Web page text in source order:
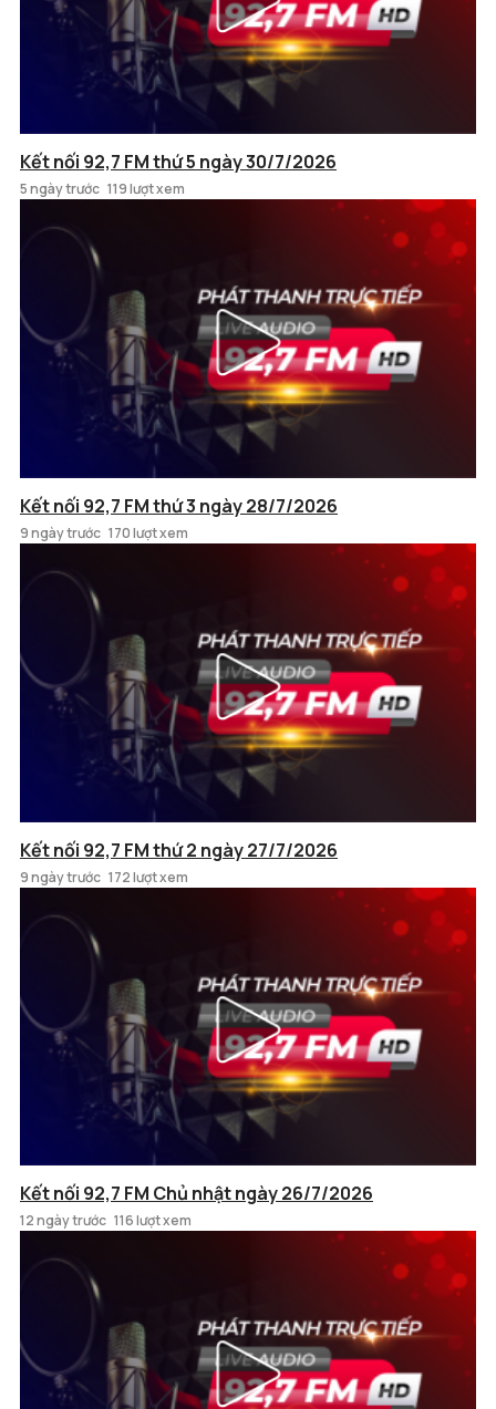
Kết nối 92,7 FM thứ 5 ngày 30/7/2026
5 ngày trước 119 lượt xem
Kết nối 92,7 FM thứ 3 ngày 28/7/2026
9 ngày trước 170 lượt xem
Kết nối 92,7 FM thứ 2 ngày 27/7/2026
9 ngày trước 172 lượt xem
Kết nối 92,7 FM Chủ nhật ngày 26/7/2026
12 ngày trước 116 lượt xem